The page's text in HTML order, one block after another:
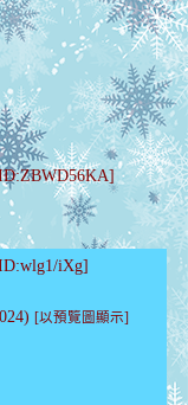
iXg]
[以預覽圖顯示]